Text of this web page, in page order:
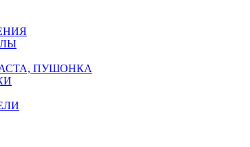
ПУШОНКА